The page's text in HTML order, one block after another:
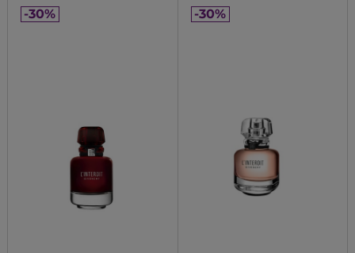
-30% -30%